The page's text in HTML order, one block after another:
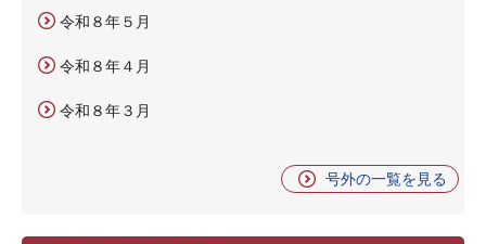
令和８年５月
令和８年４月
令和８年３月
号外の一覧を見る